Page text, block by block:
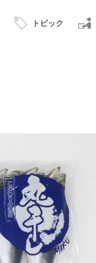
トピック